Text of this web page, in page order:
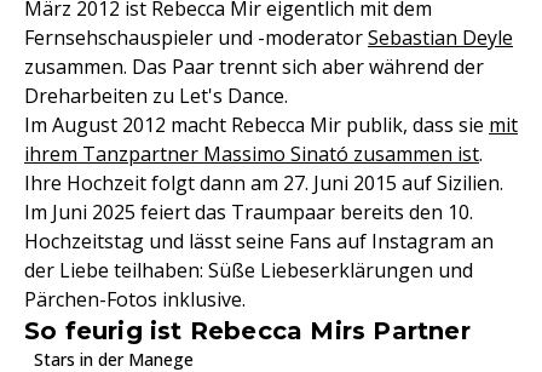
März 2012 ist Rebecca Mir eigentlich mit dem
Fernsehschauspieler und -moderatorSebastian Deyle
zusammen. Das Paar trennt sich aber während der
Dreharbeiten zu Let's Dance.
Im August 2012 macht Rebecca Mir publik, dass sie mit
ihrem Tanzpartner Massimo Sinató zusammen ist.
Ihre Hochzeit folgt dann am 27. Juni 2015 auf Sizilien.
Im Juni 2025 feiert das Traumpaar bereits den 10.
Hochzeitstag und lässt seine Fans auf Instagram an
der Liebe teilhaben: Süße Liebeserklärungen und
Pärchen-Fotos inklusive.
So feurig ist Rebecca Mirs Partner
Stars in der Manege